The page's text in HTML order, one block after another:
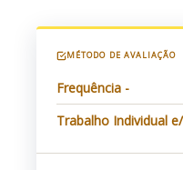
MÉTODO DE AVALIAÇÃO
Frequência -
Trabalho Individual